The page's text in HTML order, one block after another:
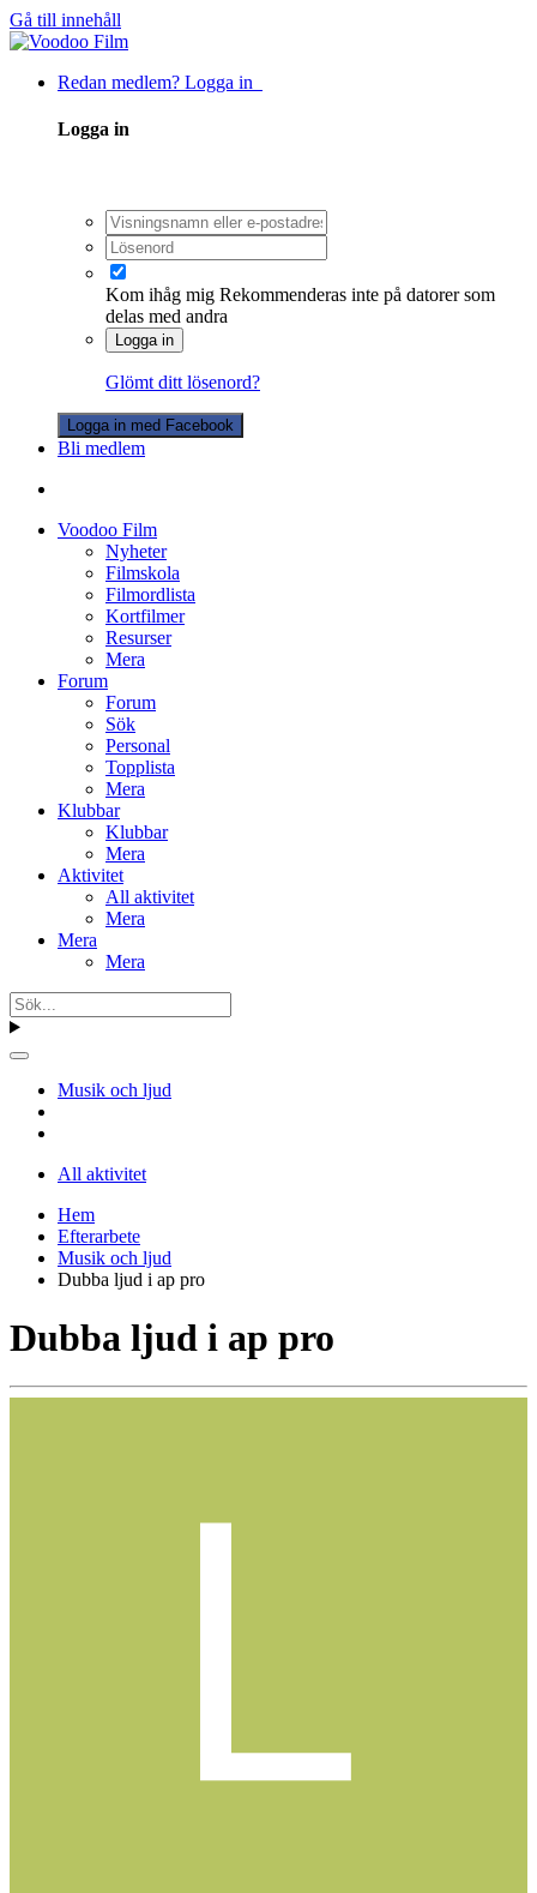
Gå till innehåll
Redan medlem? Logga in
Logga in
Kom ihåg mig Rekommenderas inte på datorer som
delas med andra
Logga in
Glömt ditt lösenord?
Logga in med Facebook
Bli medlem
Voodoo Film
Nyheter
Filmskola
Filmordlista
Kortfilmer
Resurser
Mera
Forum
Forum
Sök
Personal
Topplista
Mera
Klubbar
Klubbar
Mera
Aktivitet
All aktivitet
Mera
Mera
Mera
Musik och ljud
All aktivitet
Hem
Efterarbete
Musik och ljud
Dubba ljud i ap pro
Dubba ljud i ap pro